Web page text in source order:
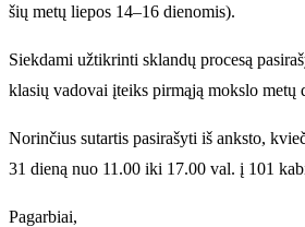
šių metų liepos 14–16 dienomis).
Siekdami užtikrinti sklandų procesą
klasių vadovai įteiks pirmąją mokslo metų
Norinčius sutartis pasirašyti iš anksto,
31 dieną nuo 11.00 iki 17.00 val. į 101
Pagarbiai,